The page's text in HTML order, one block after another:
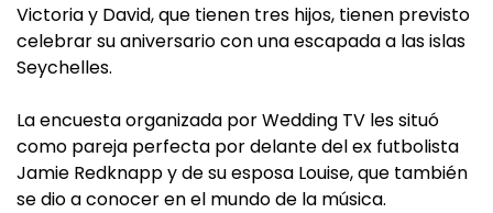
Victoria y David, que tienen tres hijos, tienen previsto
celebrar su aniversario con una escapada a las islas
Seychelles.
La encuesta organizada por Wedding TV les situó
como pareja perfecta por delante del ex futbolista
Jamie Redknapp y de su esposa Louise, que también
se dio a conocer en el mundo de la música.